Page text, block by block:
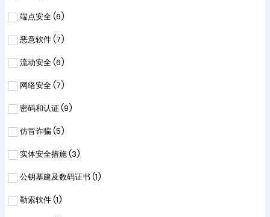
端点安全 (6)
恶意软件 (7)
流动安全 (6)
网络安全 (7)
密码和认证 (9)
仿冒诈骗 (5)
实体安全措施 (3)
公钥基建及数码证书 (1)
勒索软件 (1)